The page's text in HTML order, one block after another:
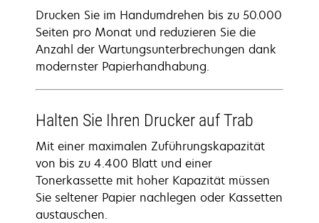
Drucken Sie im Handumdrehen bis zu 50.000
Seiten pro Monat und reduzieren Sie die
Anzahl der Wartungsunterbrechungen dank
modernster Papierhandhabung.
Halten Sie Ihren Drucker auf Trab
Mit einer maximalen Zuführungskapazität
von bis zu 4.400 Blatt und einer
Tonerkassette mit hoher Kapazität müssen
Sie seltener Papier nachlegen oder Kassetten
austauschen.